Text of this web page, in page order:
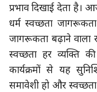
प्रभाव दिखाई देता है।
धर्म स्वच्छता
जागरूकता बढ़ाने वाला
स्वच्छता हर व्यक्ति
कार्यक्रमों से यह
समावेशी हो और